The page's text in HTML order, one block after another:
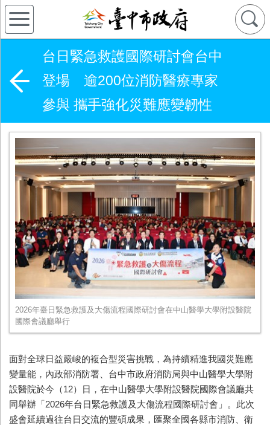
台日緊急救護國際研討會台中
登場 逾200位消防醫療專家
參與 攜手強化災難應變韌性
2026年臺日緊急救護及大傷流程國際研討會在中山醫學大學附設醫院
國際會議廳舉行
面對全球日益嚴峻的複合型災害挑戰，為持續精進我國災難應
變量能，內政部消防署、台中市政府消防局與中山醫學大學附
設醫院於今（12）日，在中山醫學大學附設醫院國際會議廳共
同舉辦「2026年台日緊急救護及大傷流程國際研討會」。此次
盛會延續過往台日交流的豐碩成果，匯聚全國各縣市消防、衛